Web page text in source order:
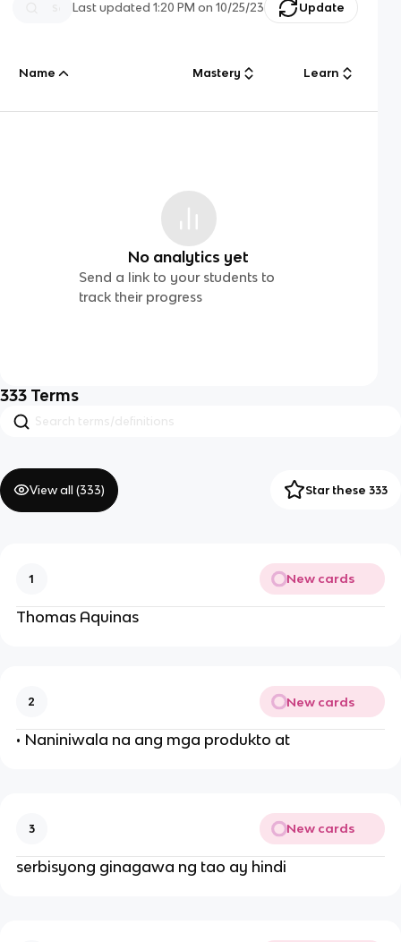
Last updated1:20 PM on 10/25/23 Update
Name Mastery Learn
No analytics yet
Send a link to your students to
track their progress
333 Terms
View all (333) Star these 333
1 New cards
Thomas Aquinas
2 New cards
• Naniniwala na ang mga produkto at
3 New cards
serbisyong ginagawa ng tao ay hindi